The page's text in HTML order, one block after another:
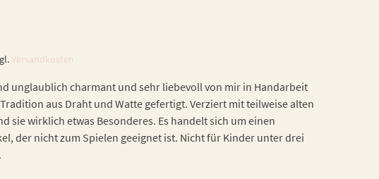
Versandkosten
unglaublich charmant und sehr liebevoll von mir in Handarbeit
aus Draht und Watte gefertigt. Verziert mit teilweise alten
sie wirklich etwas Besonderes. Es handelt sich um einen
der nicht zum Spielen geeignet ist. Nicht für Kinder unter drei